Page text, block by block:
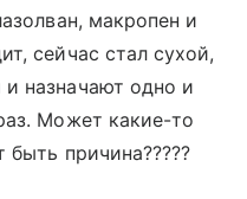
макропен и
сейчас стал сухой,
назначают одно и
Может какие-то
причина?????